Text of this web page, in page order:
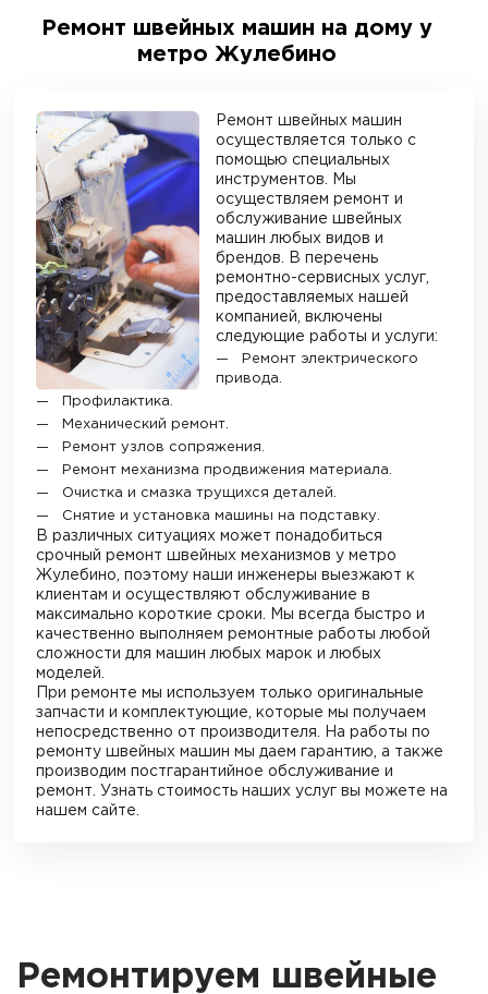
Ремонт швейных машин на дому у
метро Жулебино
Ремонт швейных машин
осуществляется только с
помощью специальных
инструментов. Мы
осуществляем ремонт и
обслуживание швейных
машин любых видов и
брендов. В перечень
ремонтно-сервисных услуг,
предоставляемых нашей
компанией, включены
следующие работы и услуги:
Ремонт электрического
привода.
Профилактика.
Механический ремонт.
Ремонт узлов сопряжения.
Ремонт механизма продвижения материала.
Очистка и смазка трущихся деталей.
Снятие и установка машины на подставку.
В различных ситуациях может понадобиться
срочный ремонт швейных механизмову метро
Жулебино
, поэтому наши инженеры выезжают к
клиентам и осуществляют обслуживание в
максимально короткие сроки. Мы всегда быстро и
качественно выполняем ремонтные работы любой
сложности для машин любых марок и любых
моделей.
При ремонте мы используем только оригинальные
запчасти и комплектующие, которые мы получаем
непосредственно от производителя. На работы по
ремонту швейных машин мы даем гарантию, а также
производим постгарантийное обслуживание и
ремонт. Узнать стоимость наших услуг вы можете на
нашем сайте.
Ремонтируем швейные